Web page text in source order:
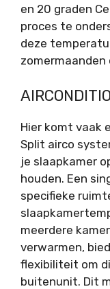
en 20 graden
proces te
deze
Hier komt vaak
Split airco
je slaapkamer
houden. Een
specifieke
meerdere
verwarmen,
flexibiliteit om
buitenunit. Dit